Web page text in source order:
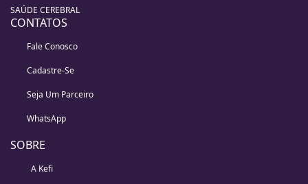
SAÚDE CEREBRAL
CONTATOS
Fale Conosco
Cadastre-Se
Seja Um Parceiro
WhatsApp
SOBRE
A Kefi